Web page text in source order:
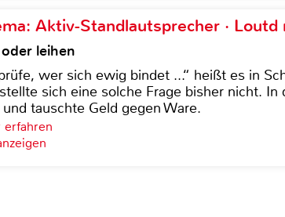
Aktiv-Standlautsprecher · Loutd
leihen
wer sich ewig bindet ...“ heißt es in
sich eine solche Frage bisher nicht. In
tauschte Geld gegen Ware.